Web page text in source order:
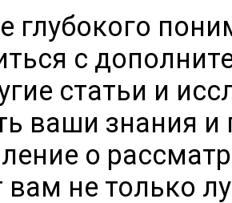
глубокого
с
статьи и
ваши знания и
о
вам не только